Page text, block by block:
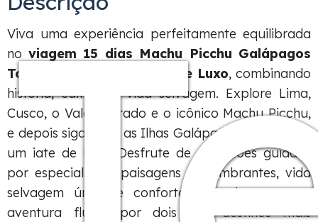
Viva uma experiência perfeitamente equilibrada
no viagem 15 dias Machu Picchu Galápagos
Tour 2027 | Uma Viagem de Luxo, combinando
história, cultura e vida selvagem. Explore Lima,
Cusco, o Vale Sagrado e o icônico Machu Picchu,
e depois siga para as Ilhas Galápagos a bordo de
um iate de luxo. Desfrute de excursões guiadas
por especialistas, paisagens deslumbrantes, vida
selvagem única e conforto refinado em uma
aventura fluida por dois dos destinos mais